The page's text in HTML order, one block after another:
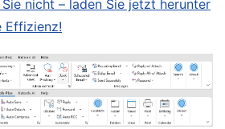
nicht – laden Sie jetzt herunter
Effizienz!